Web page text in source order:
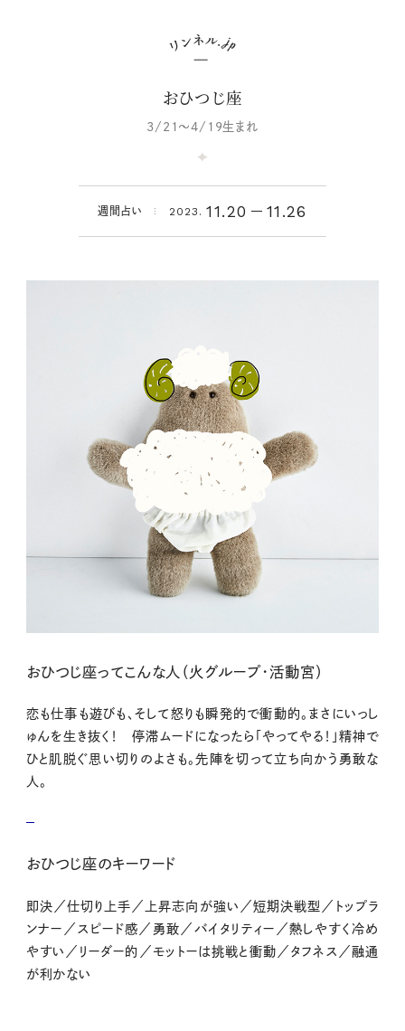
おひつじ座
3/21～4/19生まれ
週間占い 2023. 11.20 11.26
おひつじ座ってこんな人（火グループ・活動宮）
恋も仕事も遊びも、そして怒りも瞬発的で衝動的。まさにいっし
ゅんを生き抜く！ 停滞ムードになったら「やってやる！」精神で
ひと肌脱ぐ思い切りのよさも。先陣を切って立ち向かう勇敢な
人。
おひつじ座のキーワード
即決／仕切り上手／上昇志向が強い／短期決戦型／トップラ
ンナー／スピード感／勇敢／バイタリティー／熱しやすく冷め
やすい／リーダー的／モットーは挑戦と衝動／タフネス／融通
が利かない